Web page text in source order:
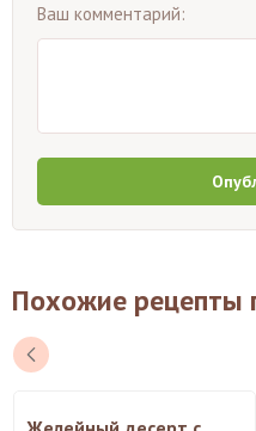
Ваш комментарий:
Похожие рецепты